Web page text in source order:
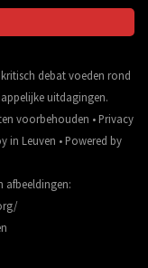
debat voeden rond
uitdagingen.
voorbehouden • Privacy
in Leuven • Powered by
afbeeldingen: